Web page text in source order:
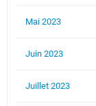
Mai 2023
Juin 2023
Juillet 2023